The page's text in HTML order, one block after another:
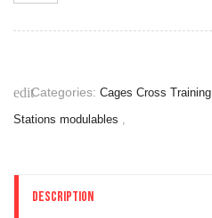
CAGES CROSS
TRAINING
Indoor
editCategories: Cages Cross Training
Stations modulables
Description